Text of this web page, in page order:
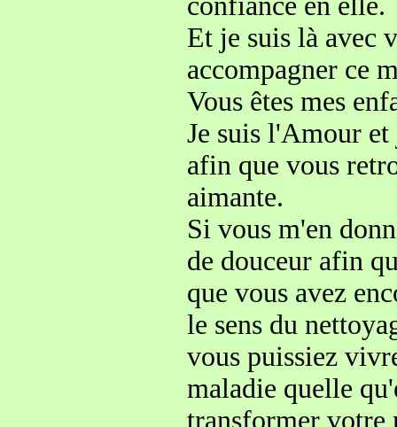
Et je suis là avec
accompagner ce
Vous êtes mes
Je suis l'Amour et
afin que vous
aimante.
Si vous m'en
de douceur afin
que vous avez
le sens du
vous puissiez
maladie quelle
transformer votre